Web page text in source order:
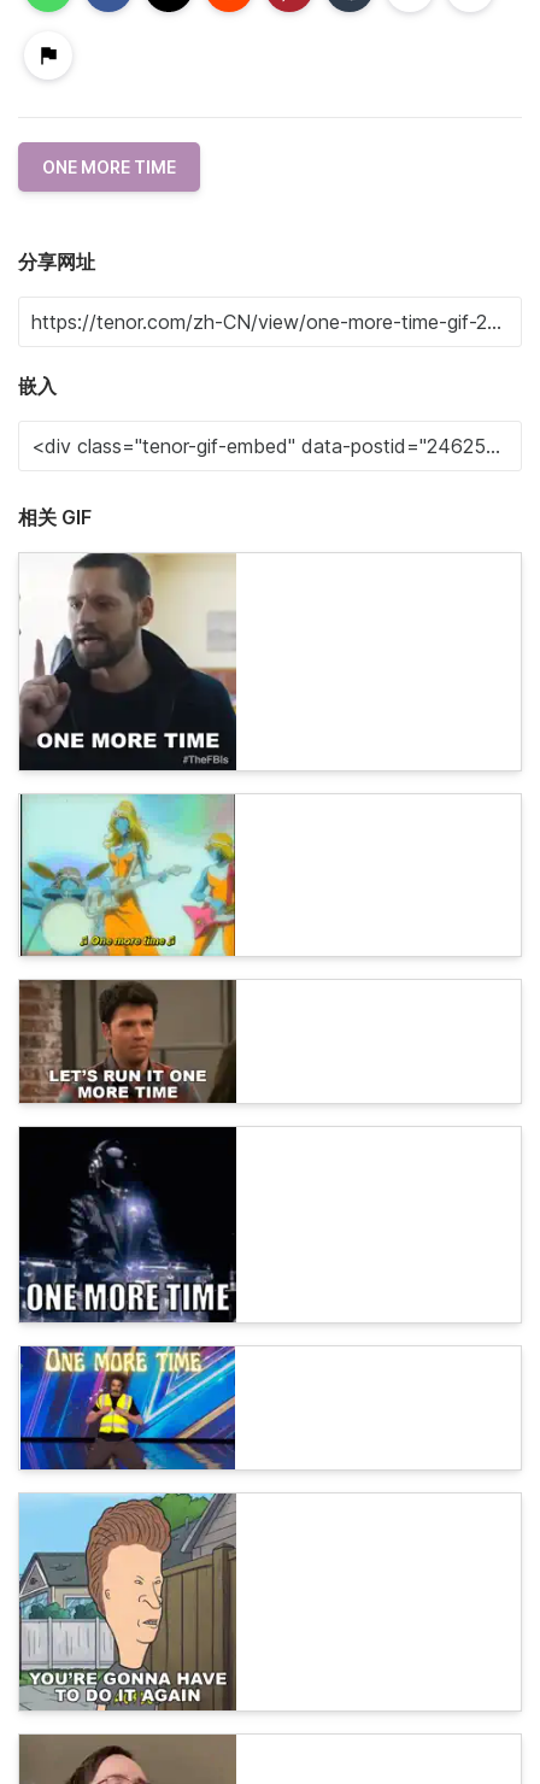
ONE MORE TIME
分享网址
嵌入
相关 GIF